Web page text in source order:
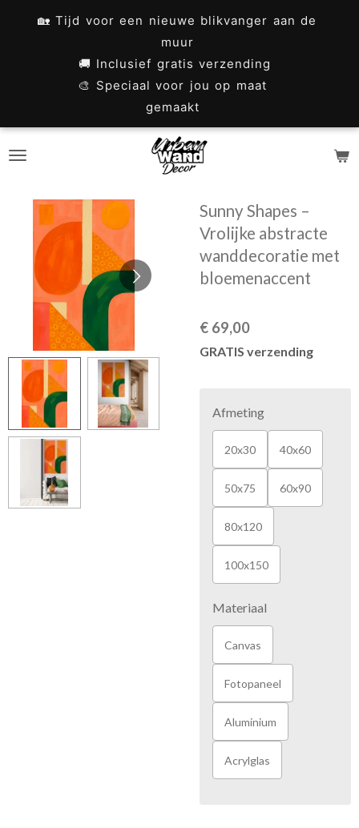
🏡 Tijd voor een nieuwe blikvanger aan de
muur
🚚 Inclusief gratis verzending
🎨 Speciaal voor jou op maat
gemaakt
Sunny Shapes –
Vrolijke abstracte
wanddecoratie met
bloemenaccent
€ 69,00
GRATIS verzending
Afmeting
20x30 40x60
50x75 60x90
80x120
100x150
Materiaal
Canvas
Fotopaneel
Aluminium
Acrylglas